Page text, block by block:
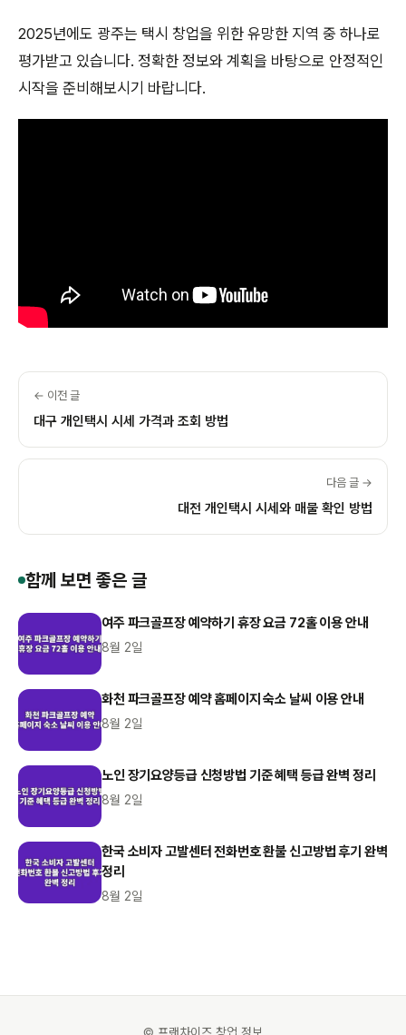
2025년에도 광주는 택시 창업을 위한 유망한 지역 중 하나로
평가받고 있습니다. 정확한 정보와 계획을 바탕으로 안정적인
시작을 준비해보시기 바랍니다.
← 이전 글
대구 개인택시 시세 가격과 조회 방법
다음 글 →
대전 개인택시 시세와 매물 확인 방법
함께 보면 좋은 글
여주 파크골프장 예약하기 휴장 요금 72홀 이용 안내
8월 2일
화천 파크골프장 예약 홈페이지 숙소 날씨 이용 안내
8월 2일
노인 장기요양등급 신청방법 기준 혜택 등급 완벽 정리
8월 2일
한국 소비자 고발센터 전화번호 환불 신고방법 후기 완벽
정리
8월 2일